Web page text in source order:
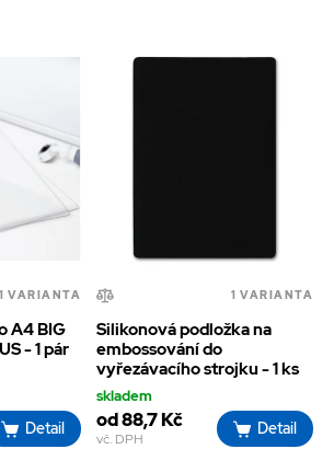
1 VARIANTA
A4 BIG
- 1 pár
Detail
1 VARIANTA
Silikonová podložka na
embossování do
vyřezávacího strojku - 1 ks
skladem
od 88,7 Kč
vč. DPH
Detail